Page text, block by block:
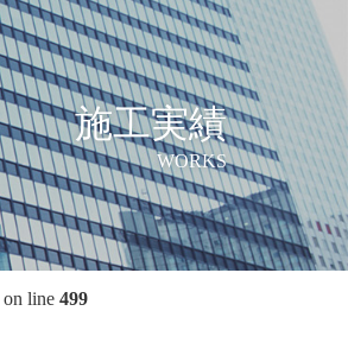
施工実績
WORKS
on line 499